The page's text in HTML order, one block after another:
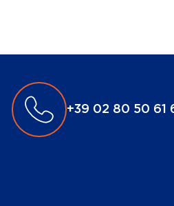
+39 02 80 50 61